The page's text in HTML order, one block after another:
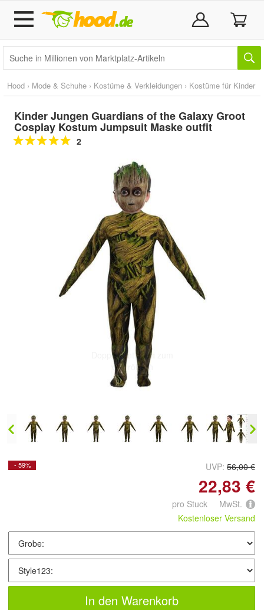
Hood › Mode & Schuhe › Kostüme & Verkleidungen › Kostüme für Kinder
Kinder Jungen Guardians of the Galaxy Groot
Cosplay Kostum Jumpsuit Maske outfit
2
Doppelt antippen zum
vergrößern
- 59% UVP: 56,00 €
22,83 €
pro Stuck MwSt.
Kostenloser Versand
In den Warenkorb